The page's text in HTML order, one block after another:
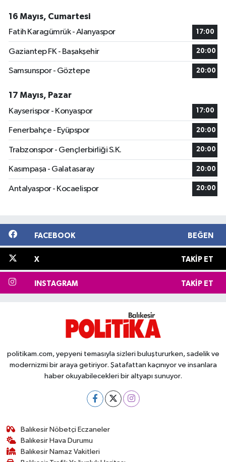
16 Mayıs, Cumartesi
Fatih Karagümrük - Alanyaspor
17:00
Gaziantep FK - Başakşehir 20:00
Samsunspor - Göztepe 20:00
17 Mayıs, Pazar
Kayserispor - Konyaspor
17:00
Fenerbahçe - Eyüpspor 20:00
Trabzonspor - Gençlerbirliği S.K. 20:00
Kasımpaşa - Galatasaray 20:00
Antalyaspor - Kocaelispor 20:00
FACEBOOK BEĞEN
X TAKIP ET
INSTAGRAM TAKIP ET
politikam.com, yepyeni temasıyla sizleri buluştururken, sadelik ve
modernizmi bir araya getiriyor. Şatafattan kaçınıyor ve insanlara
haber okuyabilecekleri bir altyapı sunuyor.
Balıkesir Nöbetçi Eczaneler
Balıkesir Hava Durumu
Balıkesir Namaz Vakitleri